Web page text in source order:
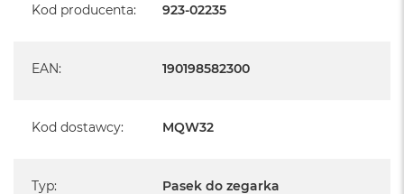
Kod producenta: 923-02235
EAN: 190198582300
Kod dostawcy: MQW32
Typ: Pasek do zegarka